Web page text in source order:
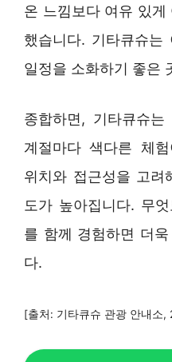
온 느낌보다 여유 있게
했습니다. 기타큐슈
일정을 소화하기 좋은
종합하면, 기타큐슈
계절마다 색다른 체
위치와 접근성을 고
도가 높아집니다. 무
를 함께 경험하면 더
다.
[출처: 기타큐슈 관광 안내소,